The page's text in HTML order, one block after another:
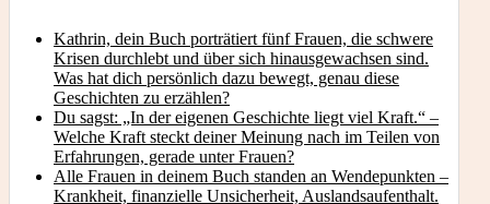
Kathrin, dein Buch porträtiert fünf Frauen, die schwere
Krisen durchlebt und über sich hinausgewachsen sind.
Was hat dich persönlich dazu bewegt, genau diese
Geschichten zu erzählen?
Du sagst: „In der eigenen Geschichte liegt viel Kraft.“ –
Welche Kraft steckt deiner Meinung nach im Teilen von
Erfahrungen, gerade unter Frauen?
Alle Frauen in deinem Buch standen an Wendepunkten –
Krankheit, finanzielle Unsicherheit, Auslandsaufenthalt.